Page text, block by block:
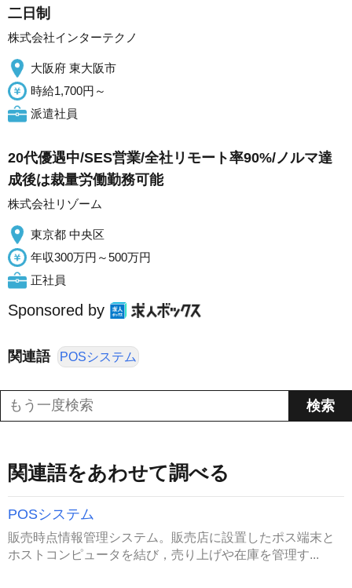
二日制
株式会社インターテクノ
大阪府 東大阪市
時給1,700円～
派遣社員
20代優遇中/SES営業/全社リモート率90%/ノルマ達
成後は裁量労働勤務可能
株式会社リゾーム
東京都 中央区
年収300万円～500万円
正社員
Sponsored by
関連語 POSシステム
関連語をあわせて調べる
POSシステム
販売時点情報管理システム。販売店に設置したポス端末と
ホストコンピュータを結び，売り上げや在庫を管理す...